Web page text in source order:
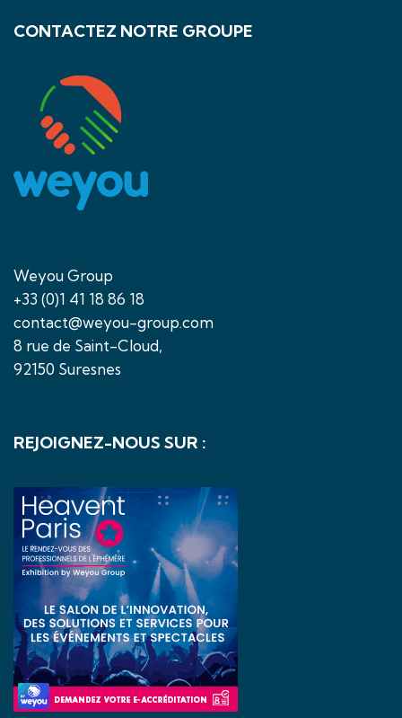
CONTACTEZ NOTRE GROUPE
Weyou Group
+33 (0)1 41 18 86 18
contact@weyou-group.com
8 rue de Saint-Cloud,
92150 Suresnes
REJOIGNEZ-NOUS SUR :